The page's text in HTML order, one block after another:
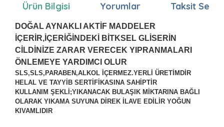
Ürün Bilgisi Yorumlar Taksit
DOĞAL AYNAKLI AKTİF MADDELER
İÇERİR,İÇERİĞİNDEKİ BİTKSEL GLİSERİN
CİLDİNİZE ZARAR VERECEK YIPRANMALARI
ÖNLEMEYE YARDIMCI OLUR
SLS,SLS,PARABEN,ALKOL İÇERMEZ.YERLİ ÜRETİMDİR
HELAL VE TAYYİB SERTİFİKASINA SAHİPTİR
KULLANIM ŞEKLİ;YIKANACAK BULAŞIK MİKTARINA BAĞLI
OLARAK YIKAMA SUYUNA DİREK İLAVE EDİLİR YOĞUN
KIVAMLIDIR